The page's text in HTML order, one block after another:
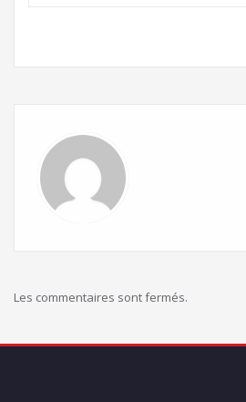
Les commentaires sont fermés.